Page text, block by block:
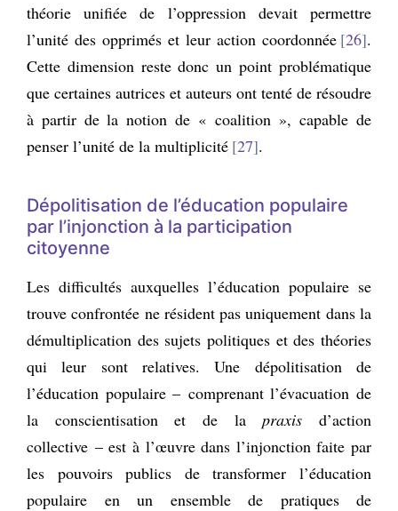
théorie unifiée de l’oppression devait permettre
l’unité des opprimés et leur action coordonnée 26 .
Cette dimension reste donc un point problématique
que certaines autrices et auteurs ont tenté de résoudre
à partir de la notion de « coalition », capable de
penser l’unité de la multiplicité 27 .
Dépolitisation de l’éducation populaire
par l’injonction à la participation
citoyenne
Les difficultés auxquelles l’éducation populaire se
trouve confrontée ne résident pas uniquement dans la
démultiplication des sujets politiques et des théories
qui leur sont relatives. Une dépolitisation de
l’éducation populaire – comprenant l’évacuation de
la conscientisation et de lapraxis d’action
collective – est à l’œuvre dans l’injonction faite par
les pouvoirs publics de transformer l’éducation
populaire en un ensemble de pratiques de